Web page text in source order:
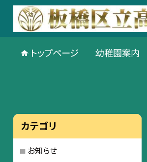
トップページ 幼稚園案内
カテゴリ
お知らせ